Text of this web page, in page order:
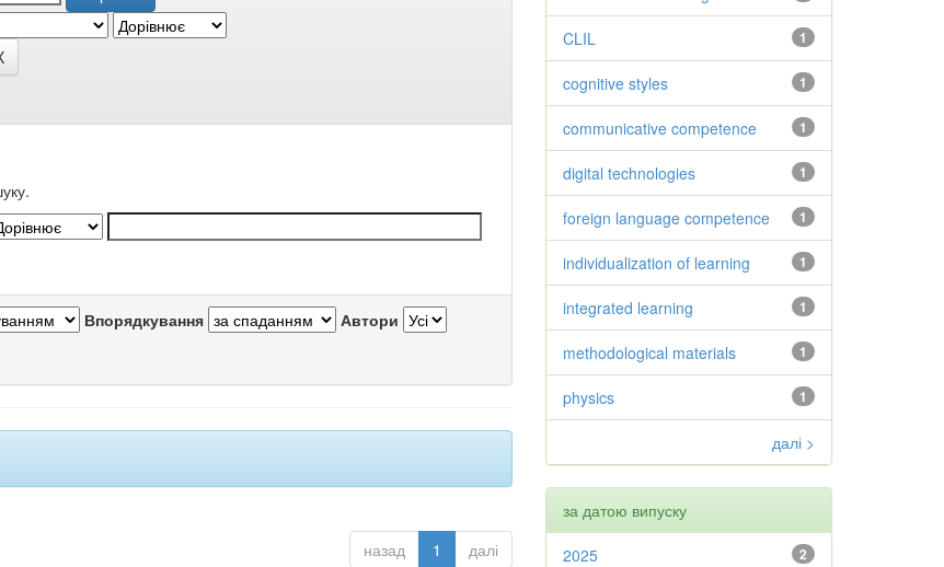
Впорядкування Автори
назад 1 далі
1
CLIL
1
cognitive styles
1
communicative competence
1
digital technologies
1
foreign language competence
1
individualization of learning
1
integrated learning
1
methodological materials
1
physics
далі >
за датою випуску
2
2025